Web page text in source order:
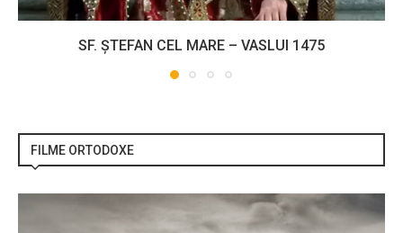
SF. ȘTEFAN CEL MARE – VASLUI 1475
FILME ORTODOXE